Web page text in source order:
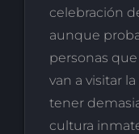
celebración
aunque
personas
van a visitar
tener
cultura